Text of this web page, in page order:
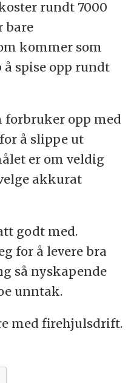
rundt 7000
bare
kommer som
spise opp rundt
forbruker opp med
å slippe ut
er om veldig
akkurat
godt med.
for å levere bra
så nyskapende
unntak.
med firehjulsdrift.